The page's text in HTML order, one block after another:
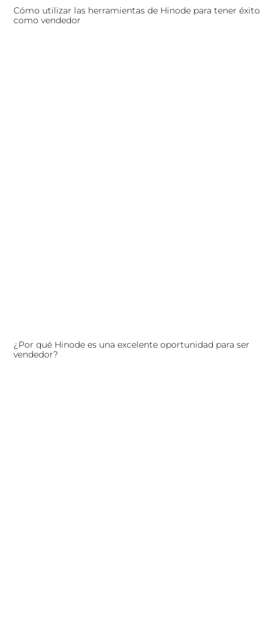
Cómo utilizar las herramientas de Hinode para tener éxito
como vendedor
¿Por qué Hinode es una excelente oportunidad para ser
vendedor?